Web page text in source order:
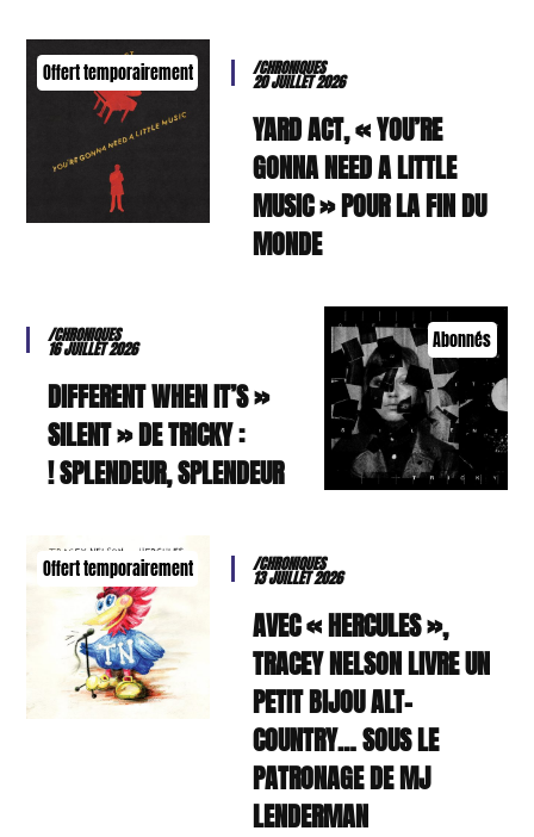
Offert temporairement /CHRONIQUES
20 JUILLET 2026
YARD ACT, « YOU’RE
GONNA NEED A LITTLE
MUSIC » POUR LA FIN DU
MONDE
Abonnés
/CHRONIQUES
16 JUILLET 2026
« DIFFERENT WHEN IT’S
SILENT » DE TRICKY :
SPLENDEUR, SPLENDEUR !
Offert temporairement /CHRONIQUES
13 JUILLET 2026
AVEC « HERCULES »,
TRACEY NELSON LIVRE UN
PETIT BIJOU ALT-
COUNTRY… SOUS LE
PATRONAGE DE MJ
LENDERMAN